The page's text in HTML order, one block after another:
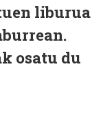
liburua
osatu du